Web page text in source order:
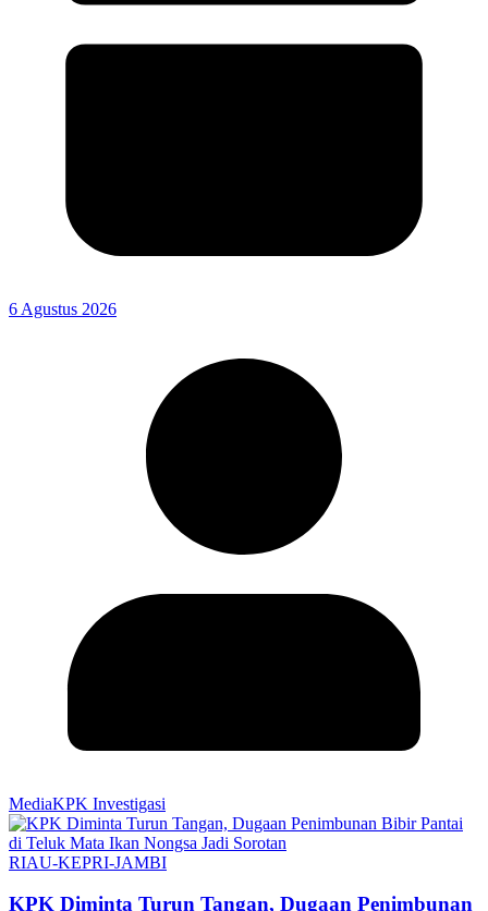
6 Agustus 2026
MediaKPK Investigasi
RIAU-KEPRI-JAMBI
KPK Diminta Turun Tangan, Dugaan Penimbunan